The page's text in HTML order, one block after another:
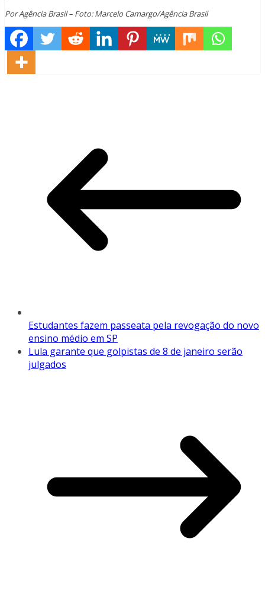
Por Agência Brasil – Foto: Marcelo Camargo/Agência Brasil
Estudantes fazem passeata pela revogação do novo
ensino médio em SP
Lula garante que golpistas de 8 de janeiro serão
julgados